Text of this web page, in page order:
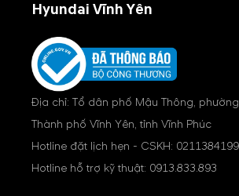
Hyundai Vĩnh Yên
Địa chỉ: Tổ dân phố Mậu Thông,
Thành phố Vĩnh Yên, tỉnh Vĩnh Phúc
Hotline đặt lịch hẹn - CSKH:
Hotline hỗ trợ kỹ thuật: 0913.833.893